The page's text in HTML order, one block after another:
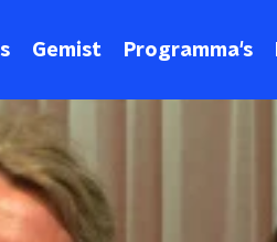
Gemist Programma's